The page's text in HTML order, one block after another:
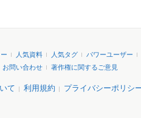
人気資料 人気タグ
パワーユーザー
お問い合わせ 著作権に関するご意見
て 利用規約 プライバシーポリシ